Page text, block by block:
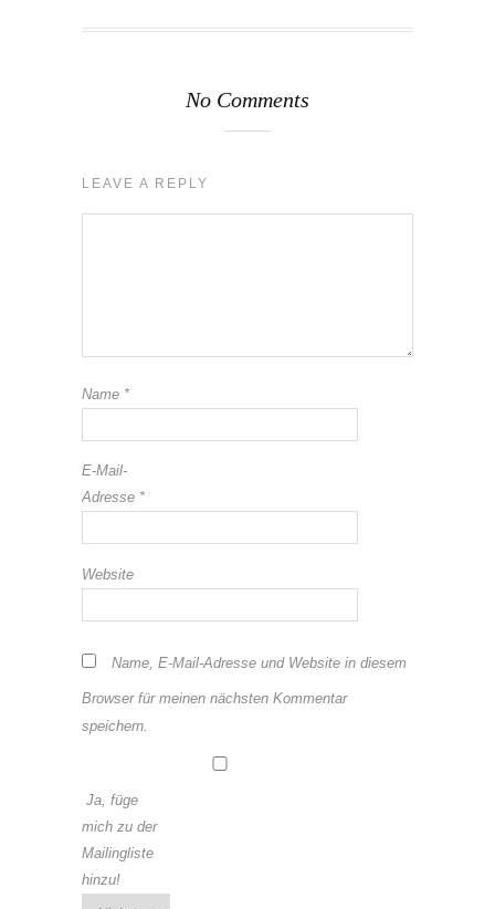
No Comments
LEAVE A REPLY
Name *
E-Mail-
Adresse *
Website
Name, E-Mail-Adresse und Website in diesem
Browser für meinen nächsten Kommentar
speichern.
Ja, füge
mich zu der
Mailingliste
hinzu!